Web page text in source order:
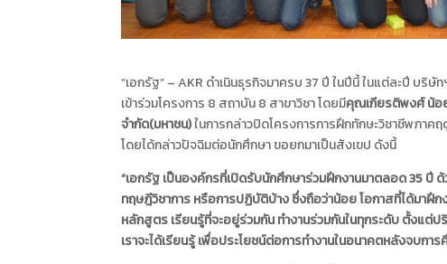
“เอกรัฐ” – AKR ดำเนินธุรกิจมาครบ 37 ปี ในปีนี้ ในแต่ละปี บริ
เข้าร่วมโครงการ 8 สถาบัน 8 สาขาวิชา โดยมีคุณเกียรติพงศ์ น้อ
จำกัด(มหาชน)ในการกล่าวปิดโครงการการฝึกทักษะวิชาชีพภาค
โดยได้กล่าวปัจฉิมต่อนักศึกษา ขอยกมาเป็นสังเขป ดังนี้
“เอกรัฐ เป็นองค์กรที่เปิดรับนักศึกษาร่วมฝึกงานมาตลอด 35 ปี
ทฤษฎีวิชาการ หรือการปฏิบัติบ้าง ซึ่งถือว่าน้อย โอกาสที่ได้มาฝึก
หลักสูตร เรียนรู้ที่จะอยู่ร่วมกัน ทำงานร่วมกันในทุกระดับ ตั้งแต่
เราจะได้เรียนรู้ เพื่อประโยชน์ต่อการทำงานในอนาคตหลังจบกา